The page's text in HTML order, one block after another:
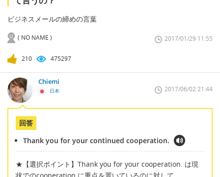
ビジネスメールの締めの言葉
( NO NAME ) 2017/01/29 11:55
210 475297
Chiemi
日本 2017/06/02 21:44
回答
Thank you for your continued cooperation.
★【選択ポイント】Thank you for your cooperation. は現